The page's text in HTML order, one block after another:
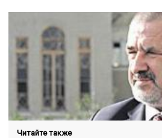
Читайте также